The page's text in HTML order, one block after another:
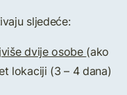
sljedeće:
dvije osobe (ako
lokaciji (3 – 4 dana)